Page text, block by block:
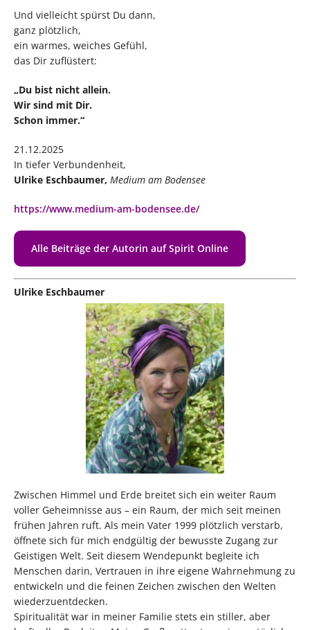
Und vielleicht spürst Du dann,
ganz plötzlich,
ein warmes, weiches Gefühl,
das Dir zuflüstert:
„Du bist nicht allein.
Wir sind mit Dir.
Schon immer.“
21.12.2025
In tiefer Verbundenheit,
Ulrike Eschbaumer, Medium am Bodensee
https://www.medium-am-bodensee.de/
Alle Beiträge der Autorin auf Spirit Online
Ulrike Eschbaumer
Zwischen Himmel und Erde breitet sich ein weiter Raum
voller Geheimnisse aus – ein Raum, der mich seit meinen
frühen Jahren ruft. Als mein Vater 1999 plötzlich verstarb,
öffnete sich für mich endgültig der bewusste Zugang zur
Geistigen Welt. Seit diesem Wendepunkt begleite ich
Menschen darin, Vertrauen in ihre eigene Wahrnehmung zu
entwickeln und die feinen Zeichen zwischen den Welten
wiederzuentdecken.
Spiritualität war in meiner Familie stets ein stiller, aber